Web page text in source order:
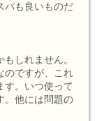
パも良いものだ
しれません。
のですが、これ
す。いつ使って
。他には問題の